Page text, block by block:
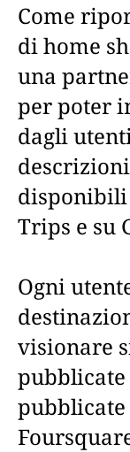
Come
di home
una
per poter
dagli
Trips e su
Ogni
visionare